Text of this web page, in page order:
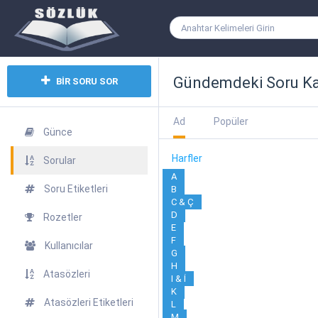
BİR SORU SOR
Günce
Sorular
Soru Etiketleri
Rozetler
Kullanıcılar
Atasözleri
Atasözleri Etiketleri
Gündemdeki Soru
Ad Popüler
Harfler
A
B
C & Ç
D
E
F
G
H
I & İ
K
L